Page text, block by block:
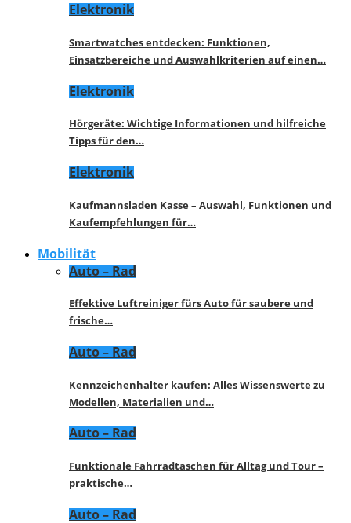
Elektronik
Smartwatches entdecken: Funktionen,
Einsatzbereiche und Auswahlkriterien auf einen…
Elektronik
Hörgeräte: Wichtige Informationen und hilfreiche
Tipps für den…
Elektronik
Kaufmannsladen Kasse – Auswahl, Funktionen und
Kaufempfehlungen für…
Mobilität
Auto – Rad
Effektive Luftreiniger fürs Auto für saubere und
frische…
Auto – Rad
Kennzeichenhalter kaufen: Alles Wissenswerte zu
Modellen, Materialien und…
Auto – Rad
Funktionale Fahrradtaschen für Alltag und Tour –
praktische…
Auto – Rad